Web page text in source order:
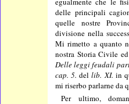
delle principali
quelle nostre
divisione nella
Mi rimetto a quanto
nostra Storia Civile
Delle leggi feudali
cap. 5. dellib. XI. in
mi riserbo parlarne da
Per ultimo,